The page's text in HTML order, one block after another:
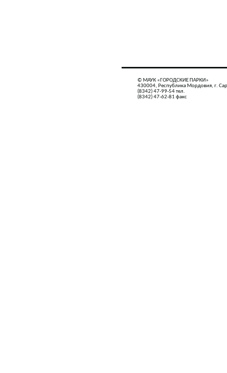
© МАУК «ГОРОДСКИЕ ПАРКИ»
430004, Республика Мордовия, г.
(8342) 47-99-54 тел.
(8342) 47-62-81 факс